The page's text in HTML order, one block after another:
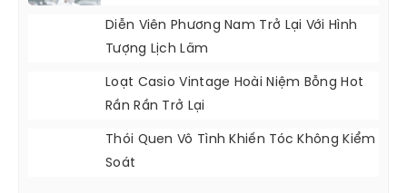
Diễn Viên Phương Nam Trở Lại Với Hình
Tượng Lịch Lãm
Loạt Casio Vintage Hoài Niệm Bỗng Hot
Rần Rần Trở Lại
Thói Quen Vô Tình Khiến Tóc Không Kiểm
Soát